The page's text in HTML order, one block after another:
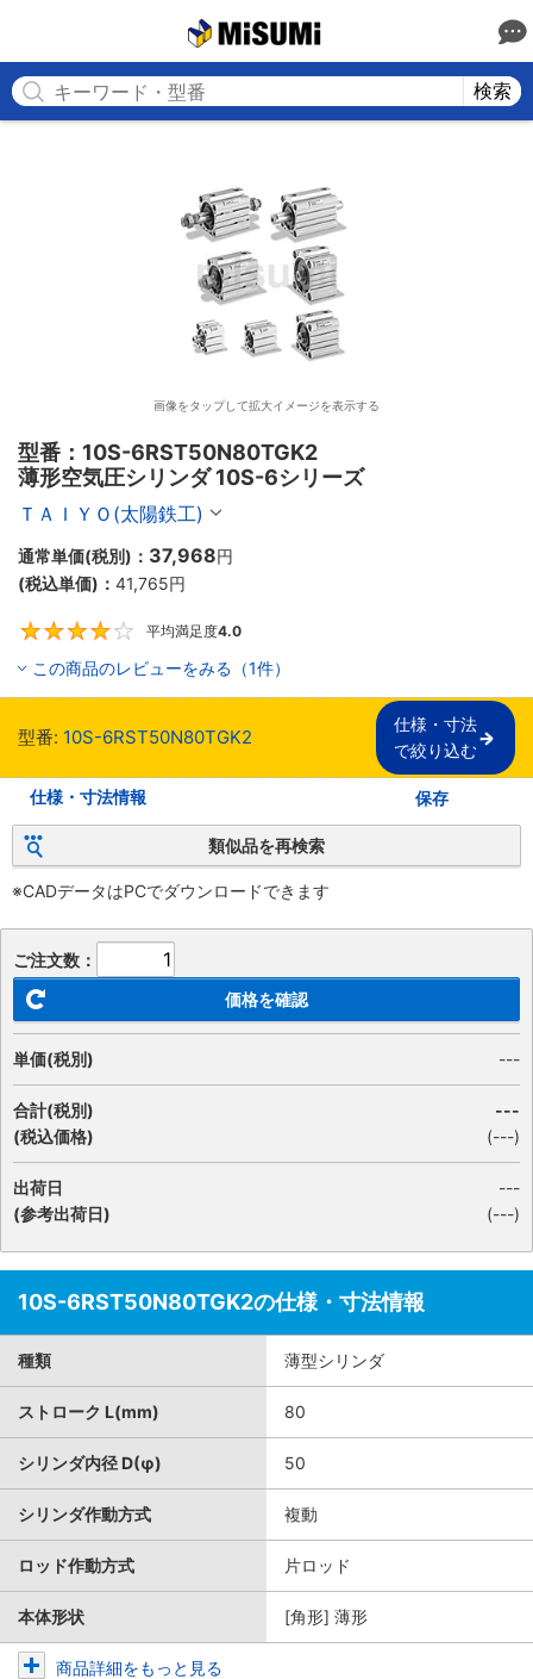
検索
画像をタップして拡大イメージを表示する
型番：10S-6RST50N80TGK2
薄形空気圧シリンダ 10S-6シリーズ
ＴＡＩＹＯ(太陽鉄工)
通常単価(税別)： 37,968円
(税込単価)： 41,765円
平均満足度4.0
この商品のレビューをみる（1件）
型番: 10S-6RST50N80TGK2
仕様・寸法
で絞り込む
仕様・寸法情報 保存
類似品を再検索
※CADデータはPCでダウンロードできます
ご注文数：
価格を確認
単価(税別) ---
合計(税別)
(税込価格)
---
(---)
出荷日
(参考出荷日)
---
(---)
10S-6RST50N80TGK2の仕様・寸法情報
種類 薄型シリンダ
ストローク L(mm) 80
シリンダ内径 D(φ) 50
シリンダ作動方式 複動
ロッド作動方式 片ロッド
本体形状 [角形] 薄形
商品詳細をもっと見る